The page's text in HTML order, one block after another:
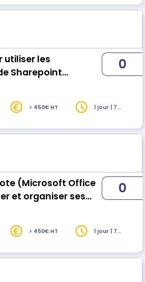
utiliser les
Sharepoint
0
> 450€ HT
1 jour | 7
(Microsoft Office
et organiser ses
0
> 450€ HT
1 jour | 7